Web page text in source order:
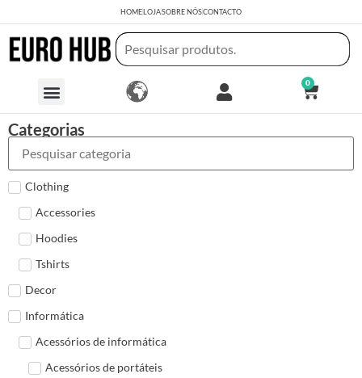
HOMELOJASOBRE NÓSCONTACTO
0
Categorias
Clothing
Accessories
Hoodies
Tshirts
Decor
Informática
Acessórios de informática
Acessórios de portáteis